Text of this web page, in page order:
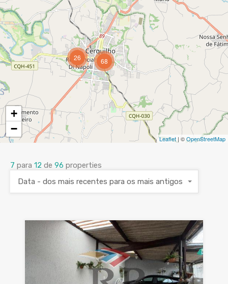
26 68
+
−
Leaflet | ©OpenStreetMap
7 para 12 de 96 properties
Data - dos mais recentes para os mais antigos